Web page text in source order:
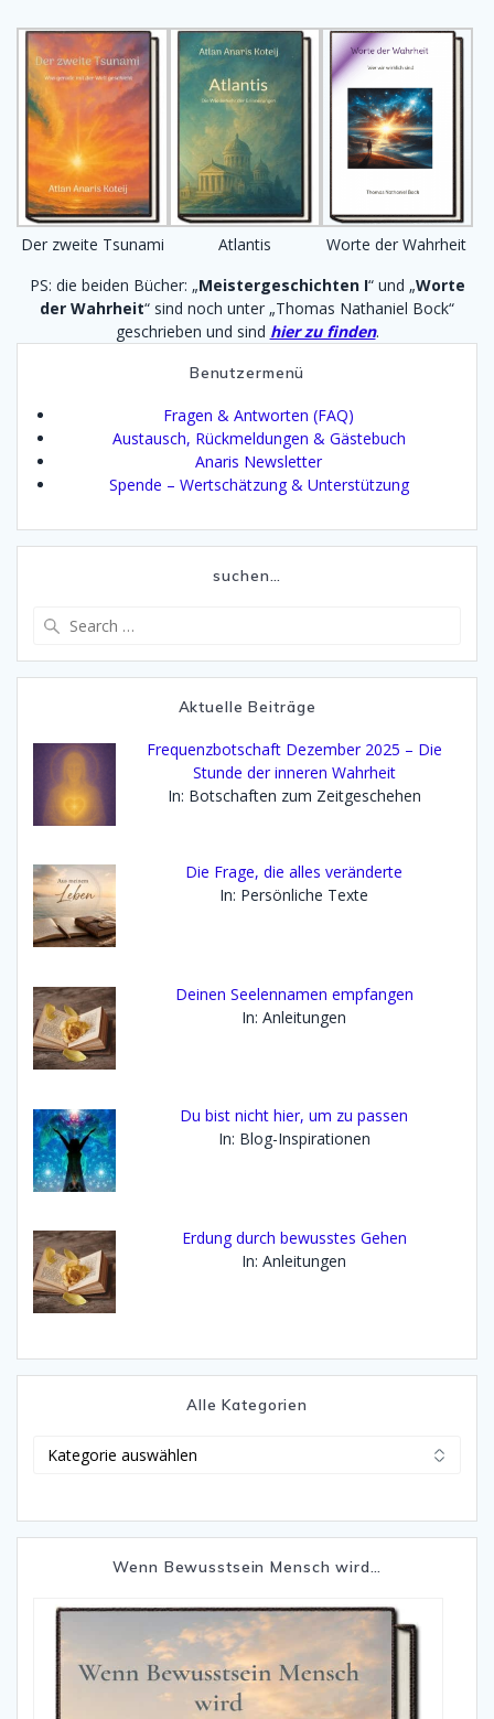
Der zweite Tsunami Atlantis
Worte der Wahrheit
PS: die beiden Bücher: „Meistergeschichten I“ und „Worte
der Wahrheit“ sind noch unter „Thomas Nathaniel Bock“
geschrieben und sind hier zu finden.
Benutzermenü
Fragen & Antworten (FAQ)
Austausch, Rückmeldungen & Gästebuch
Anaris Newsletter
Spende – Wertschätzung & Unterstützung
suchen…
Aktuelle Beiträge
Frequenzbotschaft Dezember 2025 – Die
Stunde der inneren Wahrheit
In: Botschaften zum Zeitgeschehen
Die Frage, die alles veränderte
In: Persönliche Texte
Deinen Seelennamen empfangen
In: Anleitungen
Du bist nicht hier, um zu passen
In: Blog-Inspirationen
Erdung durch bewusstes Gehen
In: Anleitungen
Alle Kategorien
Wenn Bewusstsein Mensch wird…